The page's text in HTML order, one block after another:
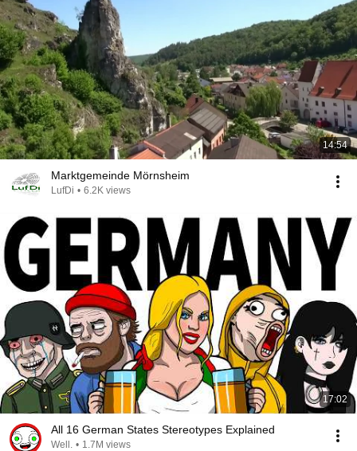
14:54
Marktgemeinde Mörnsheim
LufDi • 6.2K views
17:02
All 16 German States Stereotypes Explained
Well. • 1.7M views